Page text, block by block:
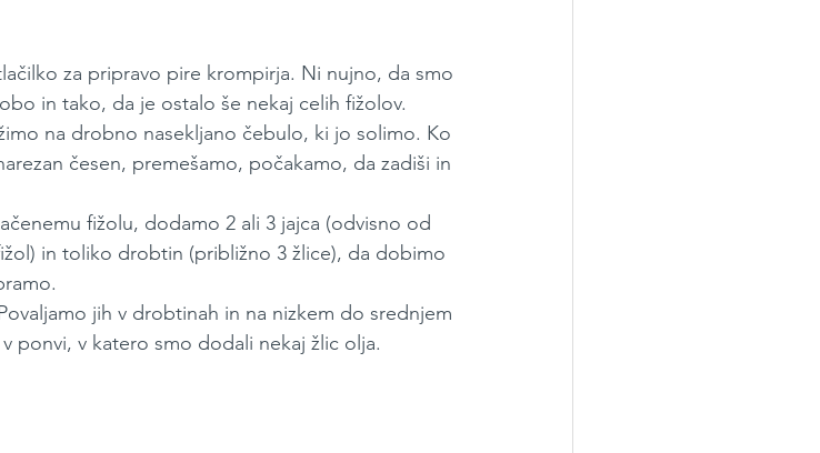
za pripravo pire krompirja. Ni nujno, da smo
in tako, da je ostalo še nekaj celih fižolov.
na drobno nasekljano čebulo, ki jo solimo. Ko
česen, premešamo, počakamo, da zadiši in
fižolu, dodamo 2 ali 3 jajca (odvisno od
in toliko drobtin (približno 3 žlice), da dobimo
jih v drobtinah in na nizkem do srednjem
ponvi, v katero smo dodali nekaj žlic olja.